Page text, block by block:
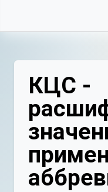
КЦС -